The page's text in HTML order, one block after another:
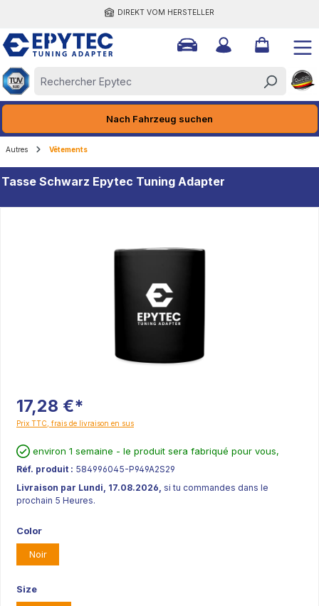
DIREKT VOM HERSTELLER
Nach Fahrzeug suchen
Autres Vêtements
Tasse Schwarz Epytec Tuning Adapter
17,28 €*
Prix TTC, frais de livraison en sus
environ 1 semaine - le produit sera fabriqué pour vous,
Réf. produit : 584996045-P949A2S29
Livraison par Lundi, 17.08.2026, si tu commandes dans le
prochain 5 Heures.
Color
Noir
Size